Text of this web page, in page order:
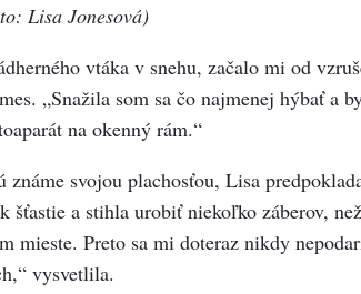
Lisa Jonesová)
vtáka v snehu, začalo mi od
„Snažila som sa čo najmenej hýbať a
na okenný rám.“
známe svojou plachosťou, Lisa
šťastie a stihla urobiť niekoľko záberov,
mieste. Preto sa mi doteraz nikdy
vysvetlila.